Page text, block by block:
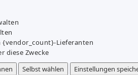
{vendor_count}-Lieferanten
diese Zwecke
Selbst wählen Einstellungen